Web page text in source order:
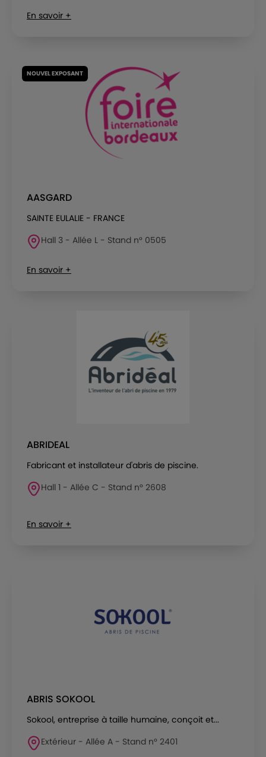
En savoir +
NOUVEL EXPOSANT
AASGARD
SAINTE EULALIE - FRANCE
Hall 3 - Allée L - Stand n° 0505
En savoir +
ABRIDEAL
Fabricant et installateur d'abris de piscine.
Hall 1 - Allée C - Stand n° 2608
En savoir +
ABRIS SOKOOL
Sokool, entreprise à taille humaine, conçoit et...
Extérieur - Allée A - Stand n° 2401